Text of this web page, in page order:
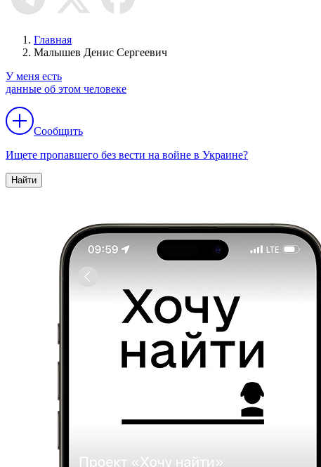
Главная
Малышев Денис Сергеевич
У меня есть
данные об этом человеке
Сообщить
Ищете пропавшего без вести на войне в Украине?
Найти